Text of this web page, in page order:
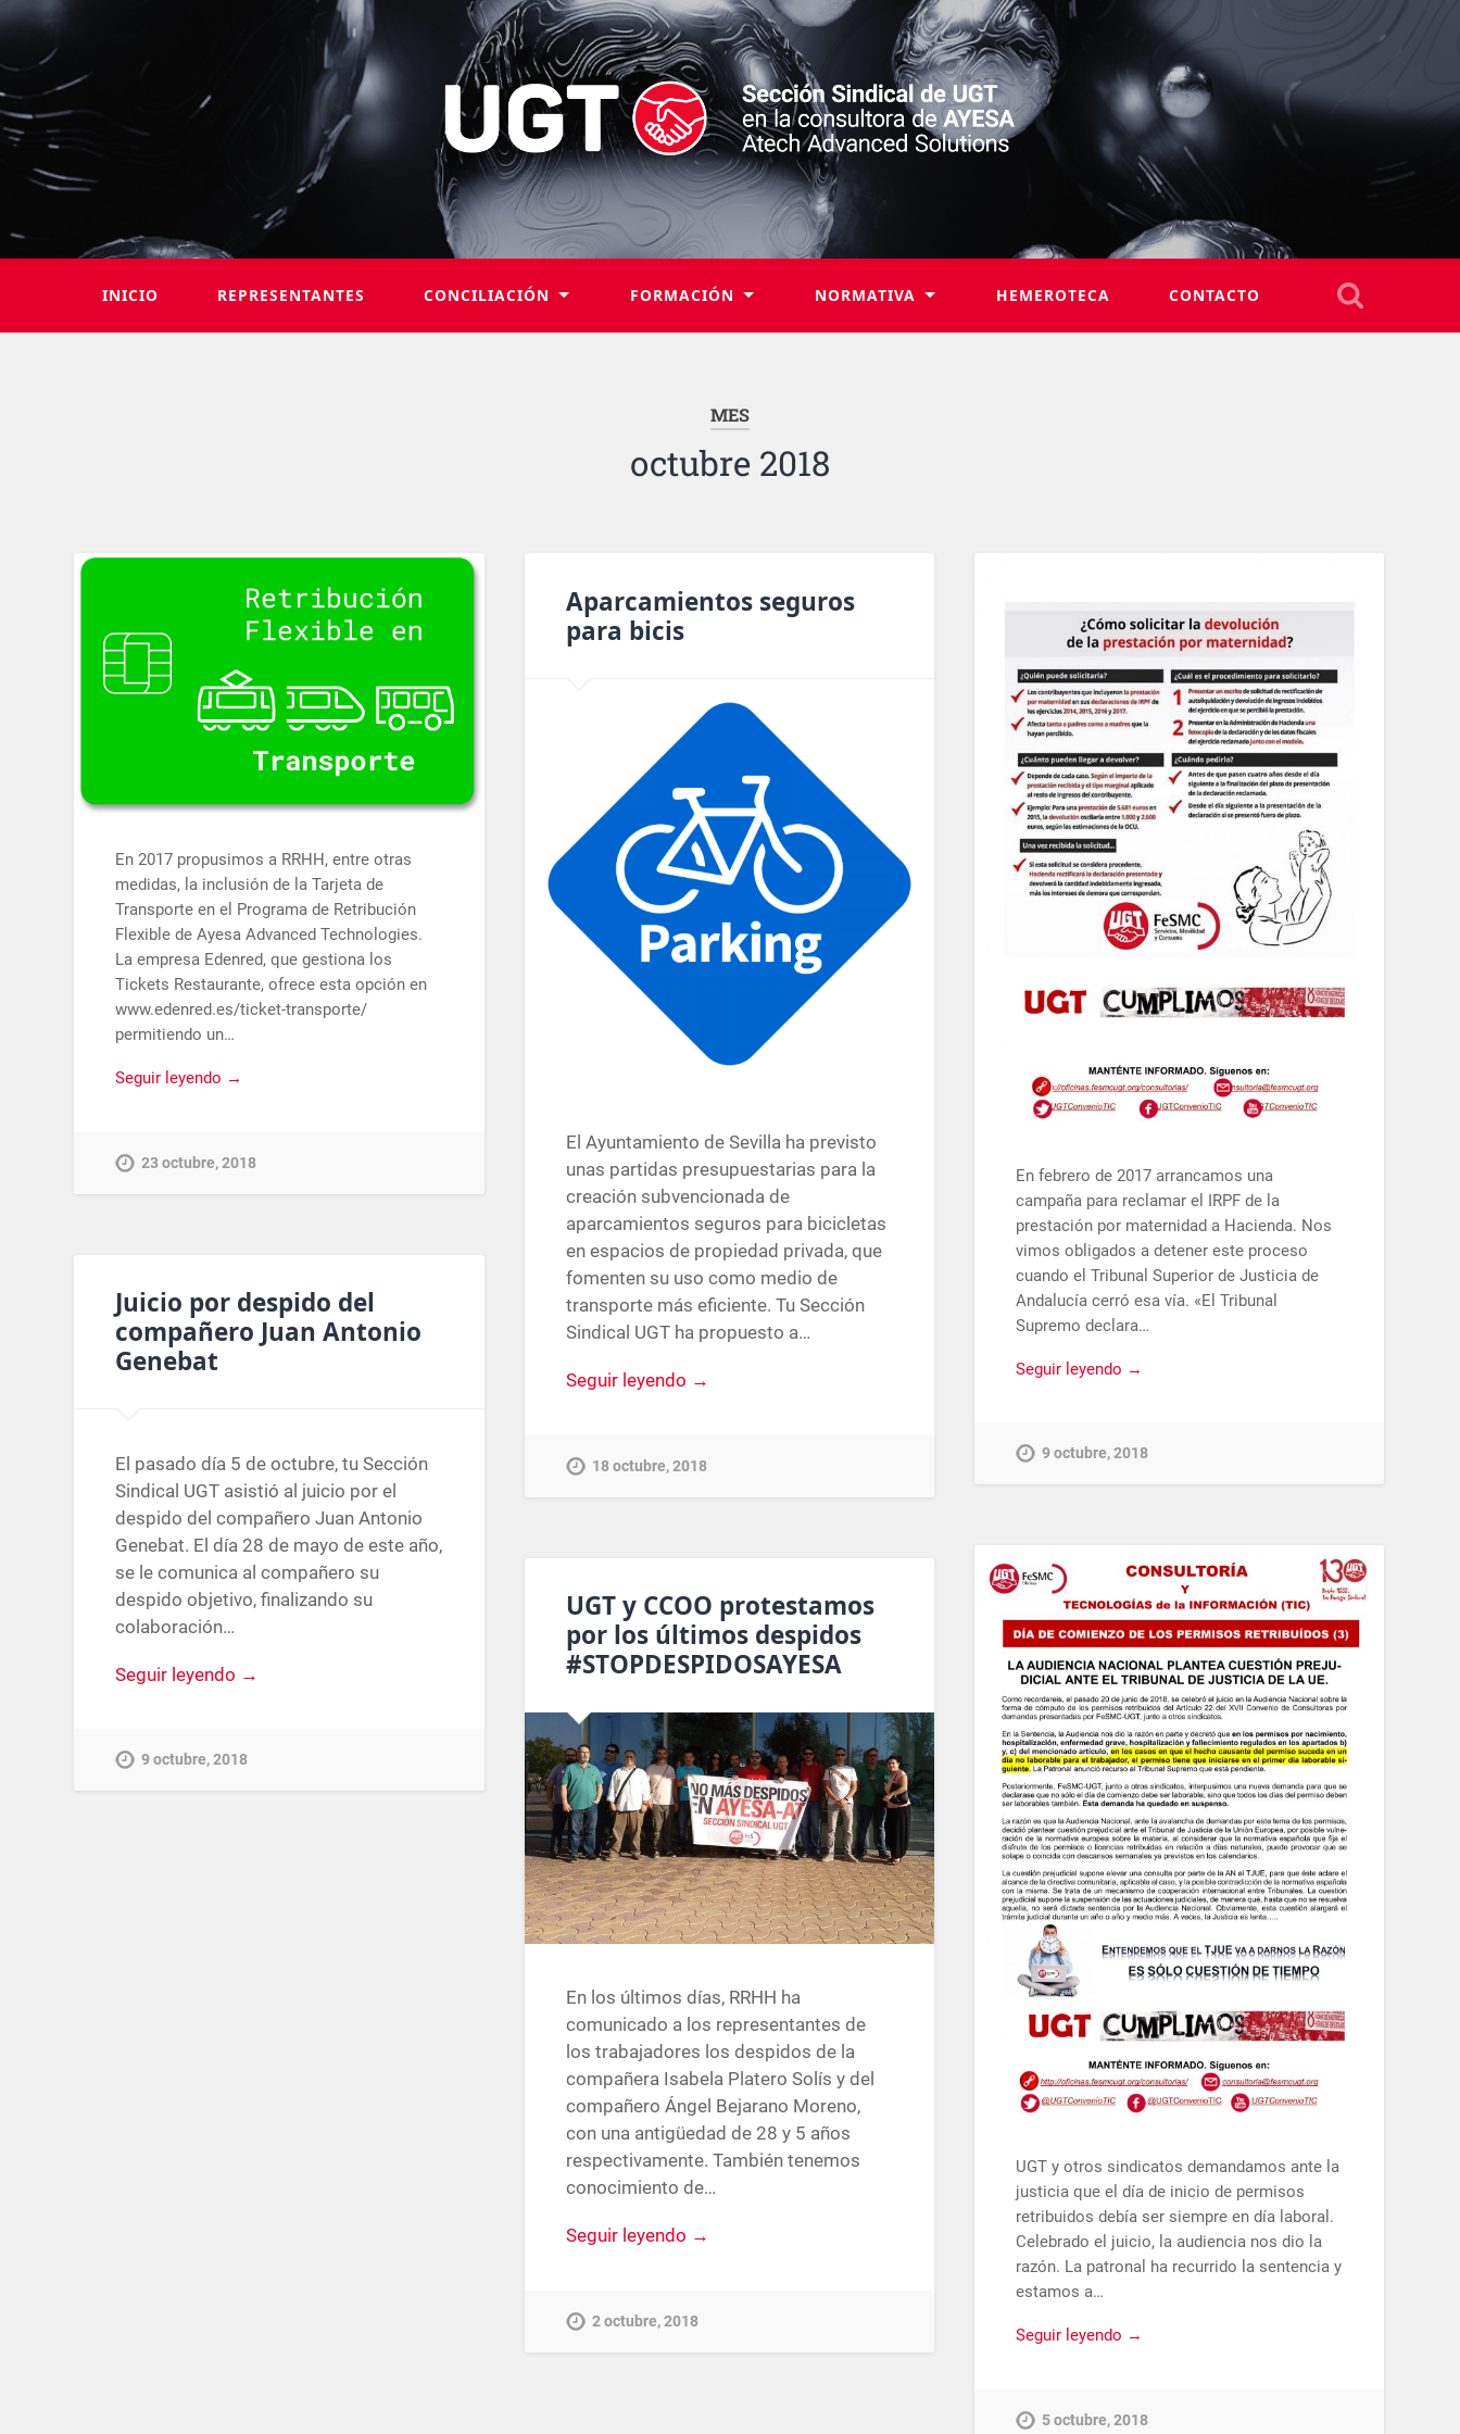
INICIO REPRESENTANTES CONCILIACIÓN FORMACIÓN NORMATIVA HEMEROTECA CONTACTO
MES
octubre 2018
En 2017 propusimos a RRHH, entre otras
medidas, la inclusión de la Tarjeta de
Transporte en el Programa de Retribución
Flexible de Ayesa Advanced Technologies.
La empresa Edenred, que gestiona los
Tickets Restaurante, ofrece esta opción en
www.edenred.es/ticket-transporte/
permitiendo un…
Seguir leyendo →
23 octubre, 2018
Aparcamientos seguros
para bicis
El Ayuntamiento de Sevilla ha previsto
unas partidas presupuestarias para la
creación subvencionada de
aparcamientos seguros para bicicletas
en espacios de propiedad privada, que
fomenten su uso como medio de
transporte más eficiente. Tu Sección
Sindical UGT ha propuesto a…
Seguir leyendo →
18 octubre, 2018
En febrero de 2017 arrancamos una
campaña para reclamar el IRPF de la
prestación por maternidad a Hacienda. Nos
vimos obligados a detener este proceso
cuando el Tribunal Superior de Justicia de
Andalucía cerró esa vía. «El Tribunal
Supremo declara…
Seguir leyendo →
9 octubre, 2018
Juicio por despido del
compañero Juan Antonio
Genebat
El pasado día 5 de octubre, tu Sección
Sindical UGT asistió al juicio por el
despido del compañero Juan Antonio
Genebat. El día 28 de mayo de este año,
se le comunica al compañero su
despido objetivo, finalizando su
colaboración…
Seguir leyendo →
9 octubre, 2018
UGT y otros sindicatos demandamos ante la
justicia que el día de inicio de permisos
retribuidos debía ser siempre en día laboral.
Celebrado el juicio, la audiencia nos dio la
razón. La patronal ha recurrido la sentencia y
estamos a…
Seguir leyendo →
5 octubre, 2018
UGT y CCOO protestamos
por los últimos despidos
#STOPDESPIDOSAYESA
En los últimos días, RRHH ha
comunicado a los representantes de
los trabajadores los despidos de la
compañera Isabela Platero Solís y del
compañero Ángel Bejarano Moreno,
con una antigüedad de 28 y 5 años
respectivamente. También tenemos
conocimiento de…
Seguir leyendo →
2 octubre, 2018